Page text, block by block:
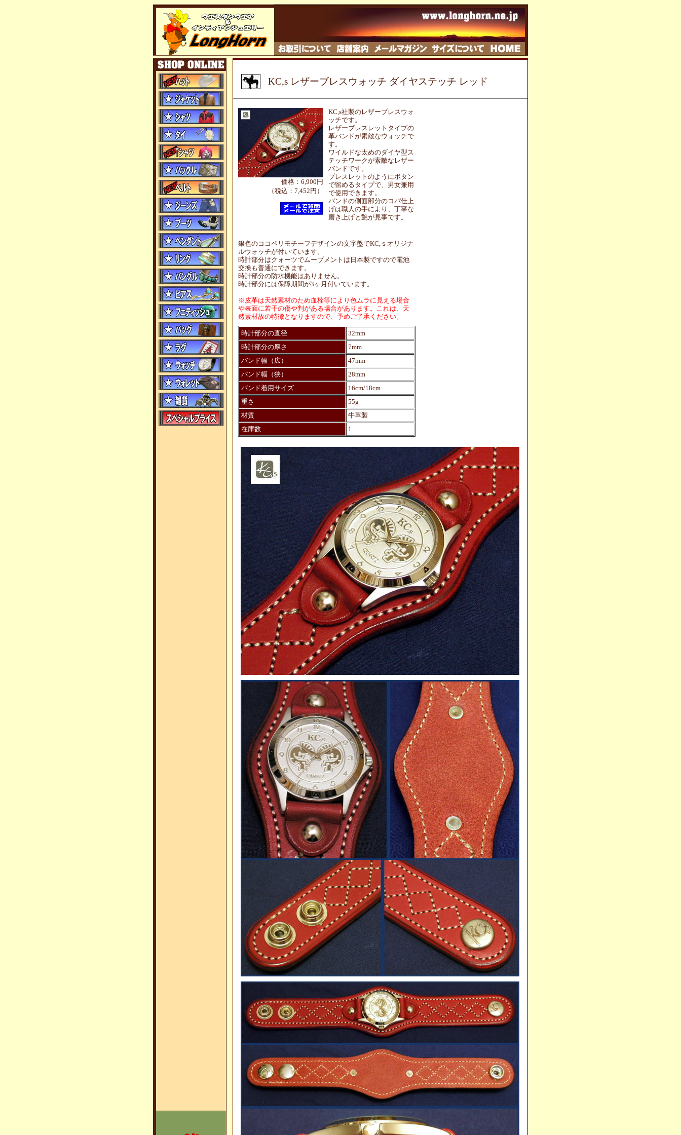
KC,s レザーブレスウォッチ ダイヤステッチ レッド
価格：6,900円
（税込：7,452円）
KC,s社製のレザーブレスウォ
ッチです。
レザーブレスレットタイプの
革バンドが素敵なウォッチで
す。
ワイルドな太めのダイヤ型ス
テッチワークが素敵なレザー
バンドです。
ブレスレットのようにボタン
で留めるタイプで、男女兼用
で使用できます。
バンドの側面部分のコパ仕上
げは職人の手により、丁寧な
磨き上げと艶が見事です。
銀色のココペリモチーフデザインの文字盤でKC,ｓオリジナ
ルウォッチが付いています。
時計部分はクォーツでムーブメントは日本製ですので電池
交換も普通にできます。
時計部分の防水機能はありません。
時計部分には保障期間が3ヶ月付いています。
※皮革は天然素材のため血栓等により色ムラに見える場合
や表面に若干の傷や判がある場合があります。これは、天
然素材故の特徴となりますので、予めご了承ください。
時計部分の直径
32mm
時計部分の厚さ
7mm
バンド幅（広）
47mm
バンド幅（狭）
28mm
バンド着用サイズ
16cm/18cm
重さ
55g
材質
牛革製
在庫数
1